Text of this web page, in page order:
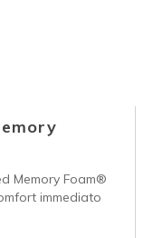
Memory Foam®
immediato